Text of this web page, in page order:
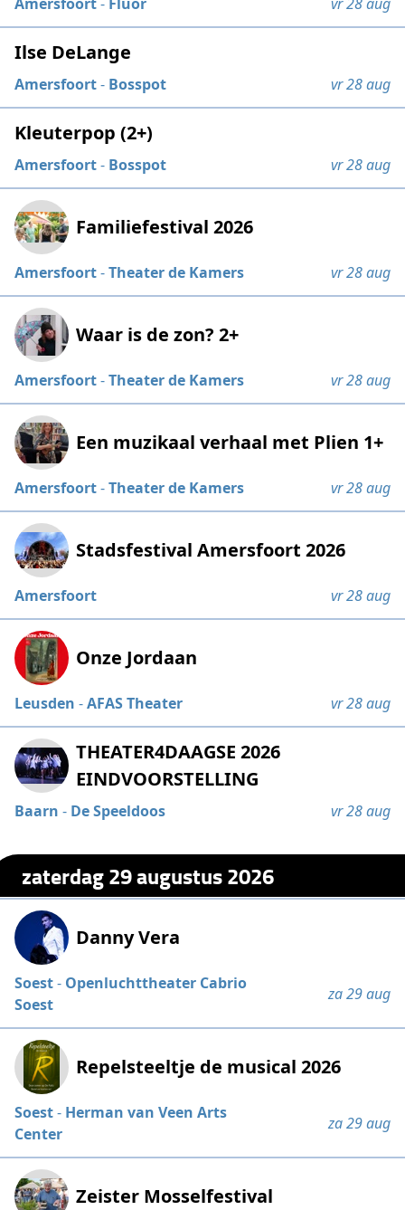
Ilse DeLange
Amersfoort- Bosspot vr 28 aug
Kleuterpop (2+)
Amersfoort- Bosspot vr 28 aug
Familiefestival 2026
Amersfoort-Theater de Kamers vr 28 aug
Waar is de zon? 2+
Amersfoort-Theater de Kamers vr 28 aug
Een muzikaal verhaal met Plien 1+
Amersfoort-Theater de Kamers vr 28 aug
Stadsfestival Amersfoort 2026
Amersfoort vr 28 aug
Onze Jordaan
Leusden -AFAS Theater vr 28 aug
THEATER4DAAGSE 2026
EINDVOORSTELLING
Baarn - De Speeldoos vr 28 aug
zaterdag 29 augustus 2026
Danny Vera
Soest- Openluchttheater Cabrio
Soest
za 29 aug
Repelsteeltje de musical 2026
Soest- Herman van Veen Arts
Center
za 29 aug
Zeister Mosselfestival